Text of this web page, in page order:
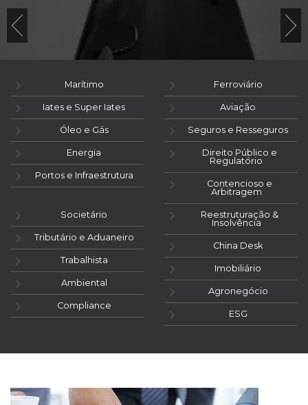
Marítimo
Iates e Super Iates
Óleo e Gás
Energia
Portos e Infraestrutura
Ferroviário
Aviação
Seguros e Resseguros
Direito Público e
Regulatório
Contencioso e
Arbitragem
Societário
Tributário e Aduaneiro
Trabalhista
Ambiental
Compliance
Reestruturação &
Insolvência
China Desk
Imobiliário
Agronegócio
ESG